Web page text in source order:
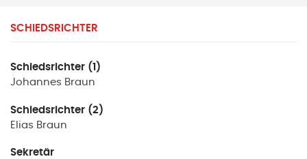
SCHIEDSRICHTER
Schiedsrichter (1)
Johannes Braun
Schiedsrichter (2)
Elias Braun
Sekretär